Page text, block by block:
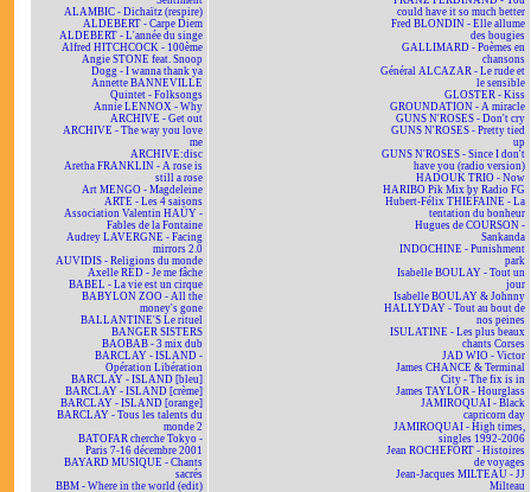
ALAMBIC - Dichaïtz (respire)
ALDEBERT - Carpe Diem
ALDEBERT - L'année du singe
Alfred HITCHCOCK - 100ème
Angie STONE feat. Snoop
Dogg - I wanna thank ya
Annette BANNEVILLE
Quintet - Folksongs
Annie LENNOX - Why
ARCHIVE - Get out
ARCHIVE - The way you love
me
ARCHIVE:disc
Aretha FRANKLIN - A rose is
still a rose
Art MENGO - Magdeleine
ARTE - Les 4 saisons
Association Valentin HAÜY -
Fables de la Fontaine
Audrey LAVERGNE - Facing
mirrors 2.0
AUVIDIS - Religions du monde
Axelle RED - Je me fâche
BABEL - La vie est un cirque
BABYLON ZOO - All the
money's gone
BALLANTINE'S Le rituel
BANGER SISTERS
BAOBAB - 3 mix dub
BARCLAY - ISLAND -
Opération Libération
BARCLAY - ISLAND [bleu]
BARCLAY - ISLAND [crème]
BARCLAY - ISLAND [orange]
BARCLAY - Tous les talents du
monde 2
BATOFAR cherche Tokyo -
Paris 7-16 décembre 2001
BAYARD MUSIQUE - Chants
sacrés
BBM - Where in the world (edit)
could have it so much better
Fred BLONDIN - Elle allume
des bougies
GALLIMARD - Poèmes en
chansons
Général ALCAZAR - Le rude et
le sensible
GLOSTER - Kiss
GROUNDATION - A miracle
GUNS N'ROSES - Don't cry
GUNS N'ROSES - Pretty tied
up
GUNS N'ROSES - Since I don't
have you (radio version)
HADOUK TRIO - Now
HARIBO Pik Mix by Radio FG
Hubert-Félix THIÉFAINE - La
tentation du bonheur
Hugues de COURSON -
Sankanda
INDOCHINE - Punishment
park
Isabelle BOULAY - Tout un
jour
Isabelle BOULAY & Johnny
HALLYDAY - Tout au bout de
nos peines
ISULATINE - Les plus beaux
chants Corses
JAD WIO - Victor
James CHANCE & Terminal
City - The fix is in
James TAYLOR - Hourglass
JAMIROQUAI - Black
capricorn day
JAMIROQUAI - High times,
singles 1992-2006
Jean ROCHEFORT - Histoires
de voyages
Jean-Jacques MILTEAU - JJ
Milteau